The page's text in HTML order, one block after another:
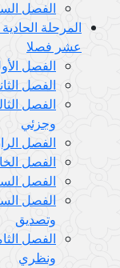
الفصل
المرحلة
عشر فصلا
الفصل
الفصل
الفصل
وجزئي
الفصل
الفصل
الفصل
الفصل
وتصديق
الفصل
ونظري